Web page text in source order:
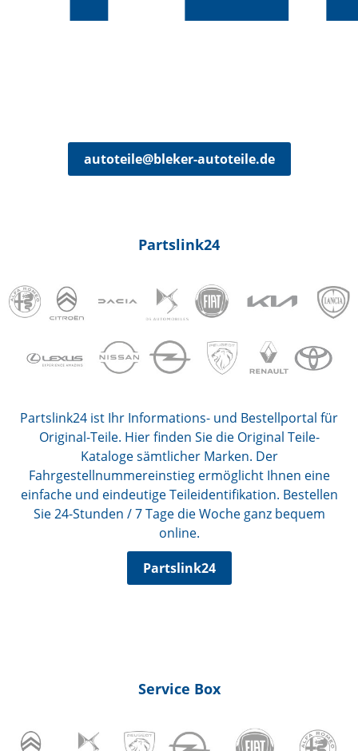
autoteile@bleker-autoteile.de
Partslink24
Partslink24 ist Ihr Informations- und Bestellportal für
Original-Teile. Hier finden Sie die Original Teile-
Kataloge sämtlicher Marken. Der
Fahrgestellnummereinstieg ermöglicht Ihnen eine
einfache und eindeutige Teileidentifikation. Bestellen
Sie 24-Stunden / 7 Tage die Woche ganz bequem
online.
Partslink24
Service Box